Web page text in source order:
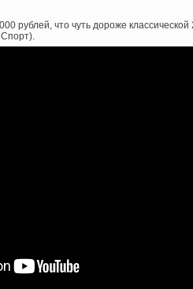
рублей, что чуть дороже